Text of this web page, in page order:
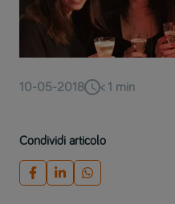
10-05-2018 < 1 min
Condividi articolo